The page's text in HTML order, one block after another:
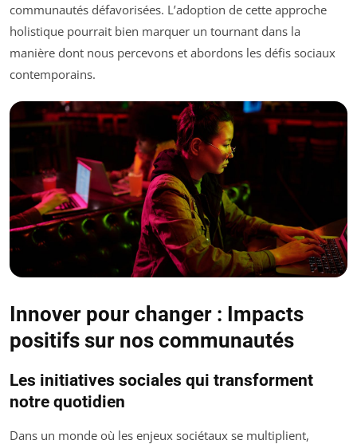
communautés défavorisées. L’adoption de cette approche
holistique pourrait bien marquer un tournant dans la
manière dont nous percevons et abordons les défis sociaux
contemporains.
Innover pour changer : Impacts
positifs sur nos communautés
Les initiatives sociales qui transforment
notre quotidien
Dans un monde où les enjeux sociétaux se multiplient,